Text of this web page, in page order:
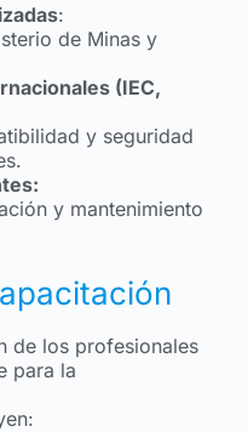
:
de Minas y
(IEC,
y seguridad
y mantenimiento
de los profesionales
para la